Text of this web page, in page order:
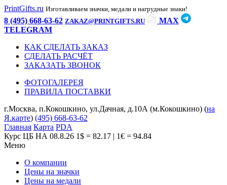
PrintGifts.ru Изготавливаем значки, медали и нагрудные знаки!
8 (495) 668-63-62 ZAKAZ@PRINTGIFTS.RU
MAX
TELEGRAM
КАК СДЕЛАТЬ ЗАКАЗ
СДЕЛАТЬ РАСЧЁТ
ЗАКАЗАТЬ ЗВОНОК
ФОТОГАЛЕРЕЯ
ПРАВИЛА ПОСТАВКИ
г.Москва, п.Кокошкино, ул.Дачная, д.10А (м.Кокошкино) (на
Я.карте) (495) 668-63-62
Главная Карта PDA
Курс ЦБ НА 08.8.26 1$ = 82.17 | 1€ = 94.84
Меню
О компании
Цены на значки
Цены на медали